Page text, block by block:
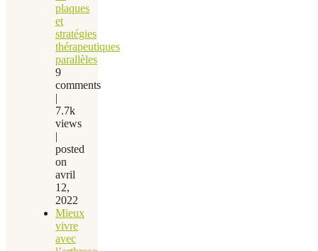
plaques
et
stratégies
thérapeutiques
parallèles
9
comments
|
7.7k
views
|
posted
on
avril
12,
2022
Mieux
vivre
avec